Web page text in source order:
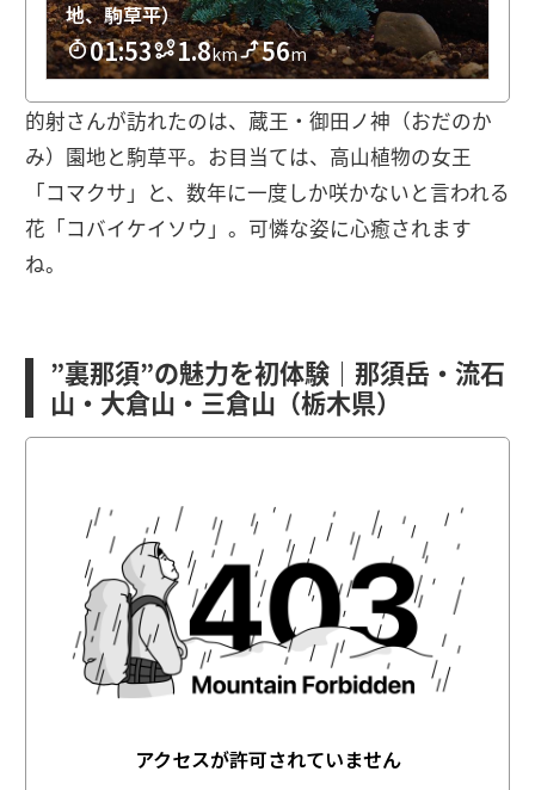
的射さんが訪れたのは、蔵王・御田ノ神（おだのか
み）園地と駒草平。お目当ては、高山植物の女王
「コマクサ」と、数年に一度しか咲かないと言われる
花「コバイケイソウ」。可憐な姿に心癒されます
ね。
”裏那須”の魅力を初体験｜那須岳・流石
山・大倉山・三倉山（栃木県）